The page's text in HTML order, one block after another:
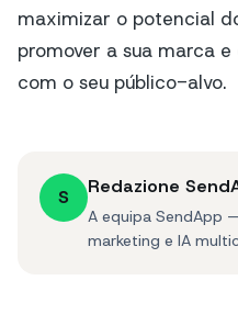
maximizar o potencial
promover a sua marca
com o seu público-alvo.
S Redazione
A equipa SendApp
marketing e IA